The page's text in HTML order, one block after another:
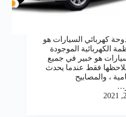
كهربائي السيارات هو
الكهربائية الموجودة
هو خبير في جميع
فقط عندما يحدث
، والمصابيح